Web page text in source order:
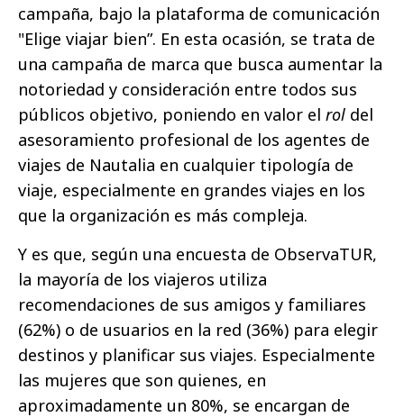
campaña, bajo la plataforma de comunicación
"Elige viajar bien”. En esta ocasión, se trata de
una campaña de marca que busca aumentar la
notoriedad y consideración entre todos sus
públicos objetivo, poniendo en valor el rol del
asesoramiento profesional de los agentes de
viajes de Nautalia en cualquier tipología de
viaje, especialmente en grandes viajes en los
que la organización es más compleja.
Y es que, según una encuesta de ObservaTUR,
la mayoría de los viajeros utiliza
recomendaciones de sus amigos y familiares
(62%) o de usuarios en la red (36%) para elegir
destinos y planificar sus viajes. Especialmente
las mujeres que son quienes, en
aproximadamente un 80%, se encargan de